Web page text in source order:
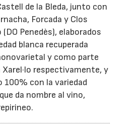
de la Bleda, junto con
Forcada y Clos
Penedès), elaborados
blanca recuperada
y como parte
Xarel·lo respectivamente, y
100% con la variedad
da nombre al vino,